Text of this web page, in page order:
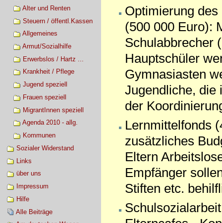
Alter und Renten
Steuern / öffentl.Kassen
Allgemeines
Armut/Sozialhilfe
Erwerbslos / Hartz ...
Krankheit / Pflege
Jugend speziell
Frauen speziell
MigrantInnen speziell
Agenda 2010 - allg.
Kommunen
Sozialer Widerstand
Links
über uns
Impressum
Hilfe
Alle Beiträge
Optimierung
(500 000 Euro):
Schulabbrecher
Hauptschüler
Gymnasiasten
Jugendliche, die
der
Lernmittelfonds
zusätzliches
Eltern
Empfänger
Stiften etc.